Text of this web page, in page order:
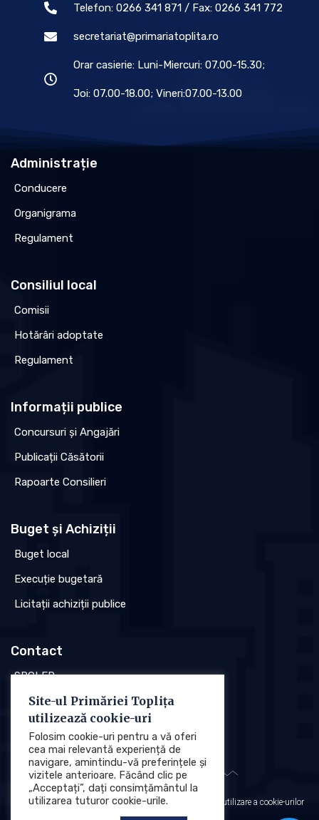
Telefon: 0266 341 871 / Fax: 0266 341 772
secretariat@primariatoplita.ro
Orar casierie: Luni-Miercuri: 07.00-15.30;
Joi: 07.00-18.00; Vineri:07.00-13.00
Administrație
Conducere
Organigrama
Regulament
Consiliul local
Comisii
Hotărâri adoptate
Regulament
Informații publice
Concursuri și Angajări
Publicații Căsătorii
Rapoarte Consilieri
Buget și Achiziții
Buget local
Execuție bugetară
Licitații achiziții publice
Contact
SPCLEP
Stare civilă
Poliția locală
Protecția datelor cu caracter personal (GDPR) Politica de utilizare a cookie-urilor
Site-ul Primăriei Toplița
utilizează cookie-uri
Folosim cookie-uri pentru a vă oferi
cea mai relevantă experiență de
navigare, amintindu-vă preferințele și
vizitele anterioare. Făcând clic pe
„Acceptați”, dați consimțământul la
utilizarea tuturor cookie-urile.